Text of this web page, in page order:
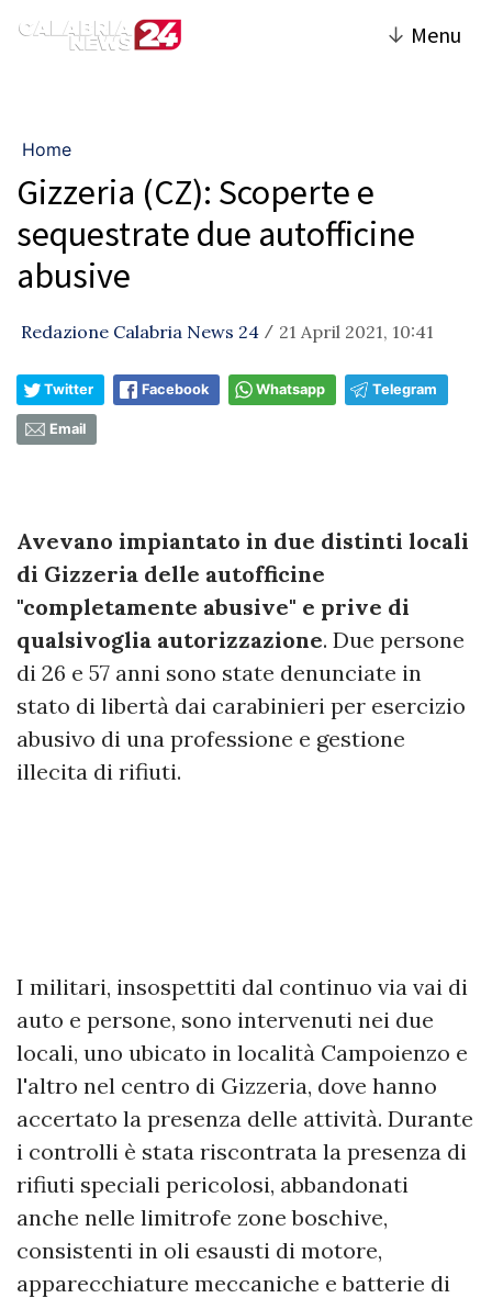
↓ Menu
Home
Gizzeria (CZ): Scoperte e
sequestrate due autofficine
abusive
Redazione Calabria News 24 / 21 April 2021, 10:41
Twitter Facebook Whatsapp Telegram
Email
Avevano impiantato in due distinti locali
di Gizzeria delle autofficine
"completamente abusive" e prive di
qualsivoglia autorizzazione. Due persone
di 26 e 57 anni sono state denunciate in
stato di libertà dai carabinieri per esercizio
abusivo di una professione e gestione
illecita di rifiuti.
I militari, insospettiti dal continuo via vai di
auto e persone, sono intervenuti nei due
locali, uno ubicato in località Campoienzo e
l'altro nel centro di Gizzeria, dove hanno
accertato la presenza delle attività. Durante
i controlli è stata riscontrata la presenza di
rifiuti speciali pericolosi, abbandonati
anche nelle limitrofe zone boschive,
consistenti in oli esausti di motore,
apparecchiature meccaniche e batterie di